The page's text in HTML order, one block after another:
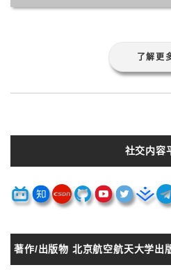
了解更
社交内容
著作/出版物 北京航空航天大学